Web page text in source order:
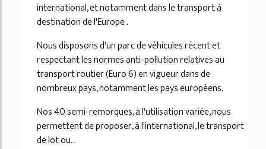
international, et notamment dans le transport à
destination de l'Europe .
Nous disposons d'un parc de véhicules récent et
respectant les normes anti-pollution relatives au
transport routier (Euro 6) en vigueur dans de
nombreux pays, notamment les pays européens.
Nos 40 semi-remorques, à l'utilisation variée, nous
permettent de proposer, à l'international, le transport
de lot ou...